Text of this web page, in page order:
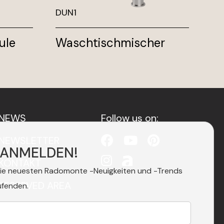
DUN1
Waschtischmischer
AREA
Follow us on:
neuesten Radomonte -Neuigkeiten und -Trends